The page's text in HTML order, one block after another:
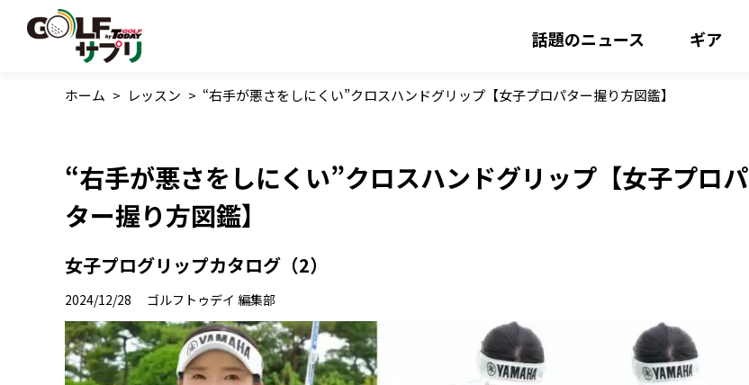
話題のニュース ギア
ホーム > レッスン > “右手が悪さをしにくい”クロスハンドグリップ【女子プロパター握り方図鑑】
“右手が悪さをしにくい”クロスハンドグリップ【女子プロパ
ター握り方図鑑】
女子プログリップカタログ（2）
2024/12/28 ゴルフトゥデイ 編集部